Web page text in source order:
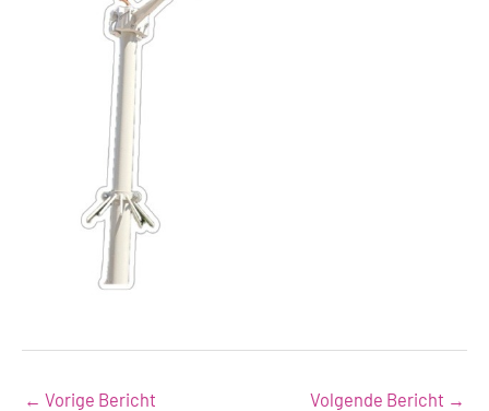
← Vorige Bericht Volgende Bericht →